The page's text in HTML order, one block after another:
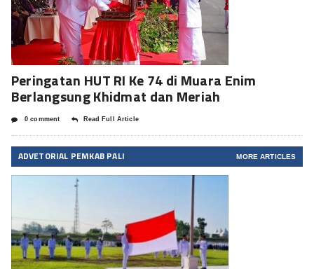
Peringatan HUT RI Ke 74 di Muara Enim
Berlangsung Khidmat dan Meriah
0 comment Read Full Article
ADVETORIAL PEMKAB PALI MORE ARTICLES